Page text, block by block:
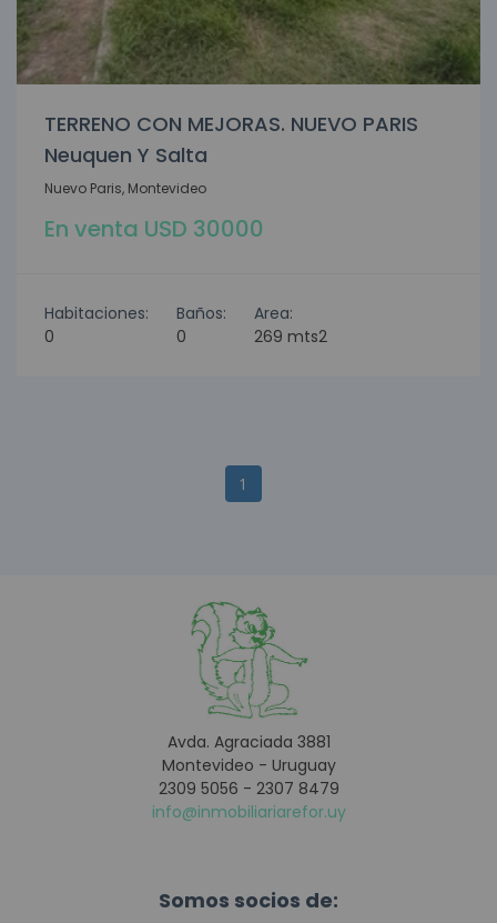
TERRENO CON MEJORAS. NUEVO PARIS
Neuquen Y Salta
Nuevo Paris, Montevideo
En venta USD 30000
Habitaciones:
0
Baños:
0
Area:
269 mts2
1
Avda. Agraciada 3881
Montevideo - Uruguay
2309 5056 - 2307 8479
info@inmobiliariarefor.uy
Somos socios de: